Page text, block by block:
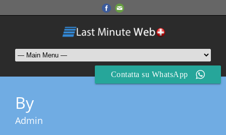
By
Admin
Contatta su WhatsApp